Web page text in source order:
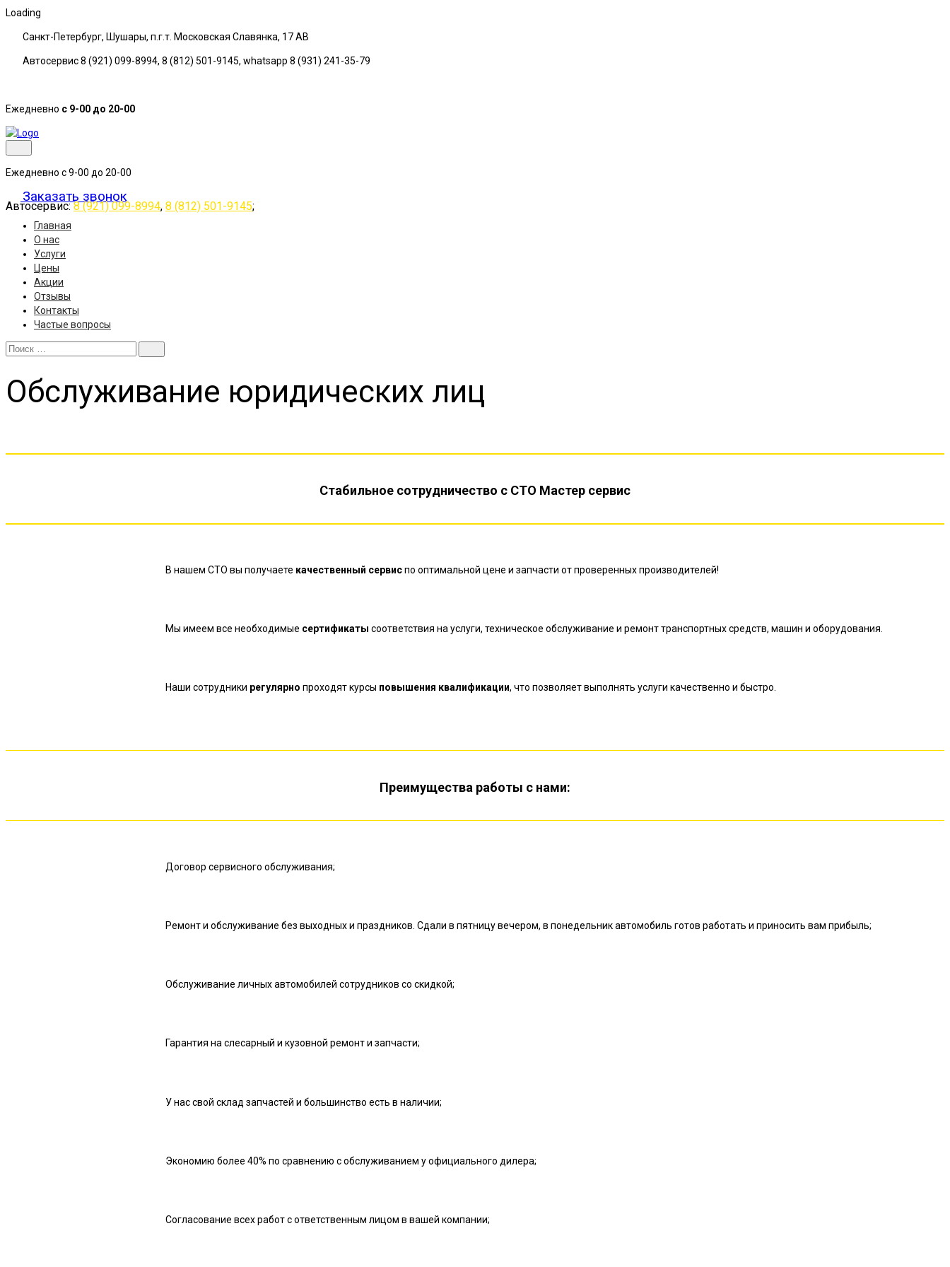
Loading
Санкт-Петербург, Шушары, п.г.т. Московская Славянка, 17 АB
Автосервис 8 (921) 099-8994, 8 (812) 501-9145, whatsapp 8 (931) 241-35-79
Ежедневно с 9-00 до 20-00
Ежедневно с 9-00 до 20-00
Заказать звонок
Автосервис:8 (921) 099-8994, 8 (812) 501-9145;
Главная
О нас
Услуги
Цены
Акции
Отзывы
Контакты
Частые вопросы
Обслуживание юридических лиц
Стабильное сотрудничество с СТО Мастер сервис
В нашем СТО вы получаете качественный сервиспо оптимальной цене и запчасти от проверенных производителей!
Мы имеем все необходимые сертификаты соответствия на услуги, техническое обслуживание и ремонт транспортных средств, машин и оборудования.
Наши сотрудники регулярно проходят курсы повышения квалификации, что позволяет выполнять услуги качественно и быстро.
Преимущества работы с нами:
Договор сервисного обслуживания;
Ремонт и обслуживание без выходных и праздников. Сдали в пятницу вечером, в понедельник автомобиль готов работать и приносить вам прибыль;
Обслуживание личных автомобилей сотрудников со скидкой;
Гарантия на слесарный и кузовной ремонт и запчасти;
У нас свой склад запчастей и большинство есть в наличии;
Экономию более 40% по сравнению с обслуживанием у официального дилера;
Согласование всех работ с ответственным лицом в вашей компании;